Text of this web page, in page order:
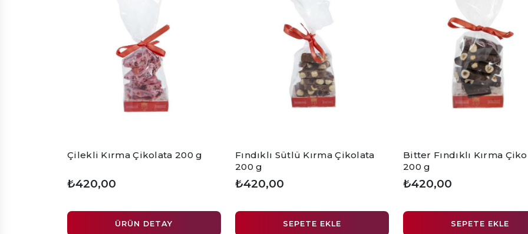
Çilekli Kırma Çikolata 200 g
₺420,00
ÜRÜN DETAY
Fındıklı Sütlü Kırma Çikolata
200 g
₺420,00
SEPETE EKLE
Bitter Fındıklı Kırma
200 g
₺420,00
SEPETE EKLE